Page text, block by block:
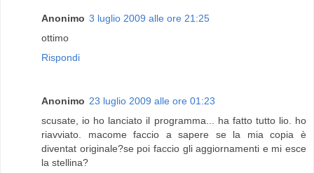
Anonimo 3 luglio 2009 alle ore 21:25
ottimo
Rispondi
Anonimo 23 luglio 2009 alle ore 01:23
scusate, io ho lanciato il programma... ha fatto tutto lio. ho
riavviato. macome faccio a sapere se la mia copia è
diventat originale?se poi faccio gli aggiornamenti e mi esce
la stellina?